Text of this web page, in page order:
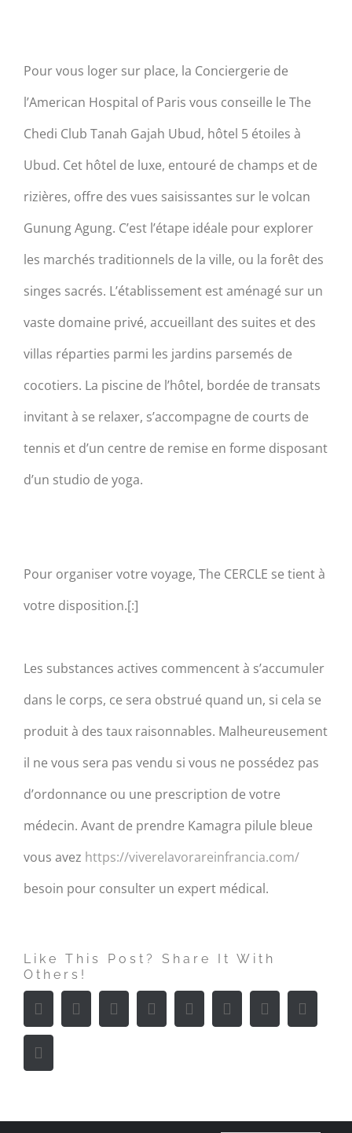
Pour vous loger sur place, la Conciergerie de
l’American Hospital of Paris vous conseille le The
Chedi Club Tanah Gajah Ubud, hôtel 5 étoiles à
Ubud. Cet hôtel de luxe, entouré de champs et de
rizières, offre des vues saisissantes sur le volcan
Gunung Agung. C’est l’étape idéale pour explorer
les marchés traditionnels de la ville, ou la forêt des
singes sacrés. L’établissement est aménagé sur un
vaste domaine privé, accueillant des suites et des
villas réparties parmi les jardins parsemés de
cocotiers. La piscine de l’hôtel, bordée de transats
invitant à se relaxer, s’accompagne de courts de
tennis et d’un centre de remise en forme disposant
d’un studio de yoga.
Pour organiser votre voyage, The CERCLE se tient à
votre disposition.[:]
Les substances actives commencent à s’accumuler
dans le corps, ce sera obstrué quand un, si cela se
produit à des taux raisonnables. Malheureusement
il ne vous sera pas vendu si vous ne possédez pas
d’ordonnance ou une prescription de votre
médecin. Avant de prendre Kamagra pilule bleue
vous avez https://viverelavorareinfrancia.com/
besoin pour consulter un expert médical.
Like This Post? Share It With
Others!
FacebookTwitter LinkedinReddit Tumblr Google+Pinterest